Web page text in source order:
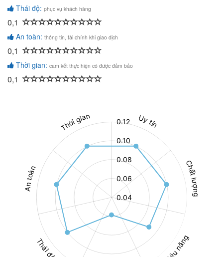
Thái độ: phục vụ khách hàng
0,1
An toàn: thông tin, tài chính khi giao dịch
0,1
Thời gian: cam kết thực hiện có được đảm bảo
0,1